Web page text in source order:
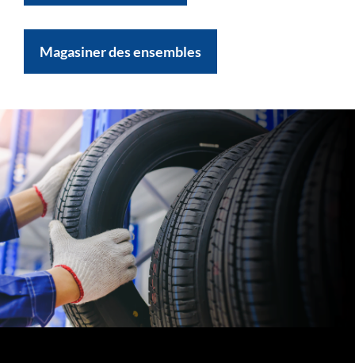
Magasiner des ensembles